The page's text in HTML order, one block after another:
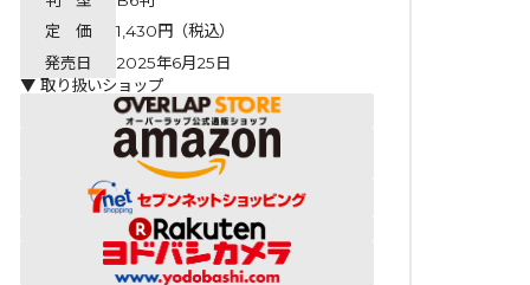
定 価
1,430円（税込）
発売日
2025年6月25日
▼ 取り扱いショップ